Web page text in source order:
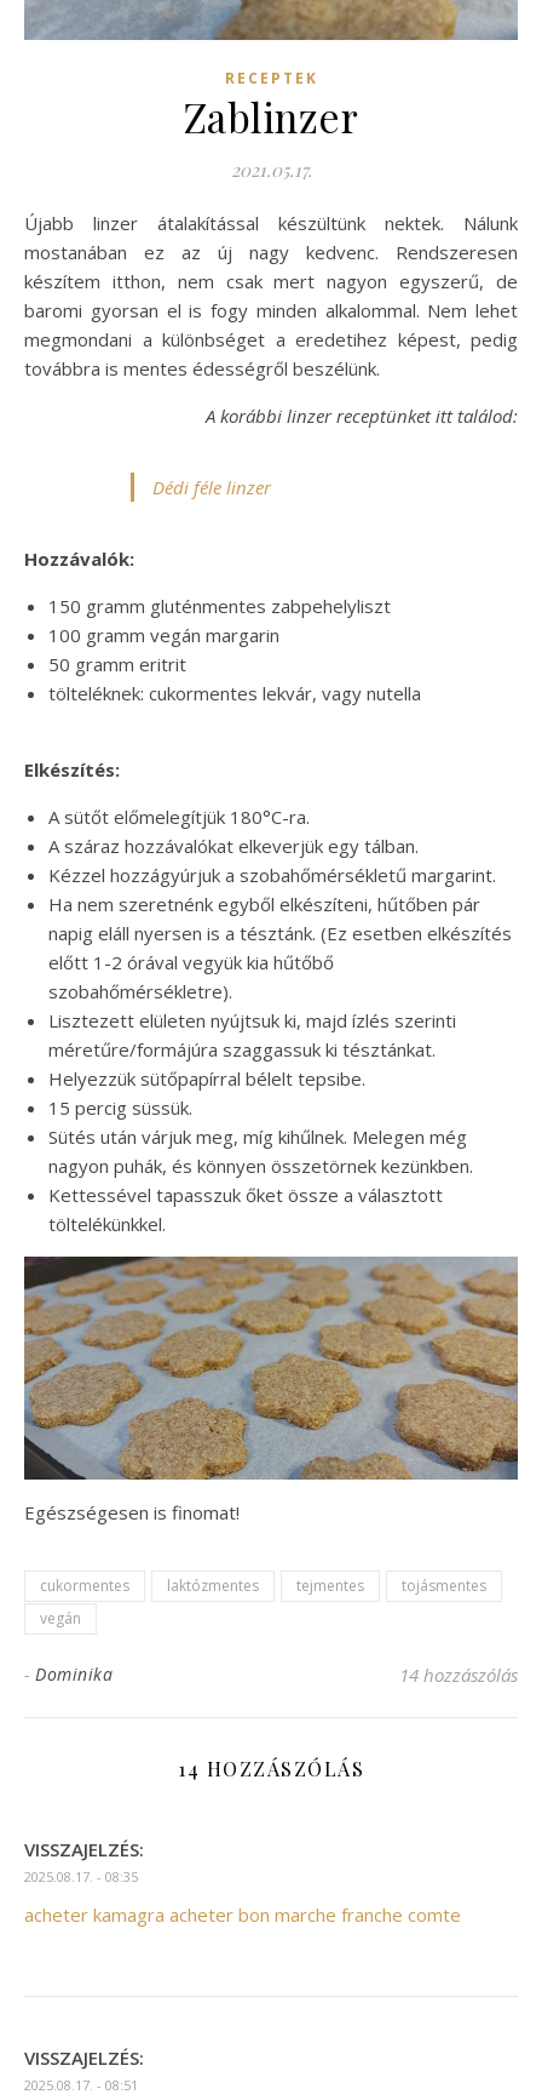
RECEPTEK
Zablinzer
2021.05.17.
Újabb linzer átalakítással készültünk nektek. Nálunk
mostanában ez az új nagy kedvenc. Rendszeresen
készítem itthon, nem csak mert nagyon egyszerű, de
baromi gyorsan el is fogy minden alkalommal. Nem lehet
megmondani a különbséget a eredetihez képest, pedig
továbbra is mentes édességről beszélünk.
A korábbi linzer receptünket itt találod:
Dédi féle linzer
Hozzávalók:
150 gramm gluténmentes zabpehelyliszt
100 gramm vegán margarin
50 gramm eritrit
tölteléknek: cukormentes lekvár, vagy nutella
Elkészítés:
A sütőt előmelegítjük 180°C-ra.
A száraz hozzávalókat elkeverjük egy tálban.
Kézzel hozzágyúrjuk a szobahőmérsékletű margarint.
Ha nem szeretnénk egyből elkészíteni, hűtőben pár
napig eláll nyersen is a tésztánk. (Ez esetben elkészítés
előtt 1-2 órával vegyük kia hűtőbő
szobahőmérsékletre).
Lisztezett elületen nyújtsuk ki, majd ízlés szerinti
méretűre/formájúra szaggassuk ki tésztánkat.
Helyezzük sütőpapírral bélelt tepsibe.
15 percig süssük.
Sütés után várjuk meg, míg kihűlnek. Melegen még
nagyon puhák, és könnyen összetörnek kezünkben.
Kettessével tapasszuk őket össze a választott
töltelékünkkel.
Egészségesen is finomat!
cukormentes laktózmentes tejmentes
tojásmentes
vegán
- Dominika 14 hozzászólás
14 HOZZÁSZÓLÁS
VISSZAJELZÉS:
2025.08.17. - 08:35
acheter kamagra acheter bon marche franche comte
VISSZAJELZÉS:
2025.08.17. - 08:51